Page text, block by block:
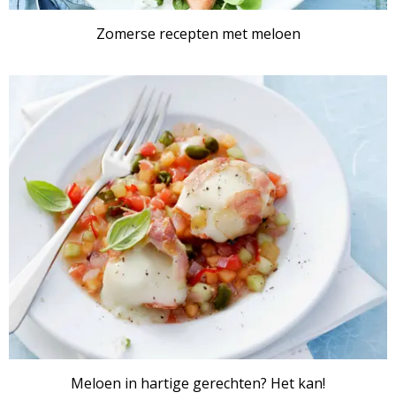
Zomerse recepten met meloen
Meloen in hartige gerechten? Het kan!